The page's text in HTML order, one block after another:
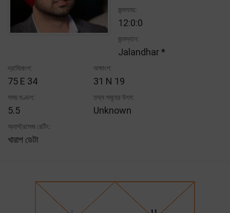
জন্মসময়:
12:0:0
জন্মস্থান:
Jalandhar *
দ্রাঘিমাংশ:
75 E 34
অক্ষাংশ:
31 N 19
সময় মণ্ডল:
5.5
তথ্য সমূহের উৎস:
Unknown
অ্যাস্ট্রসেজ রেটিং:
খারাপ ডেটা